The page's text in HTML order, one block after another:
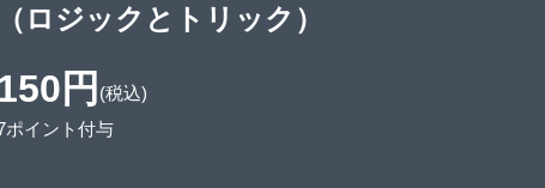
（ロジックとトリック）
150円 (税込)
ポイント付与